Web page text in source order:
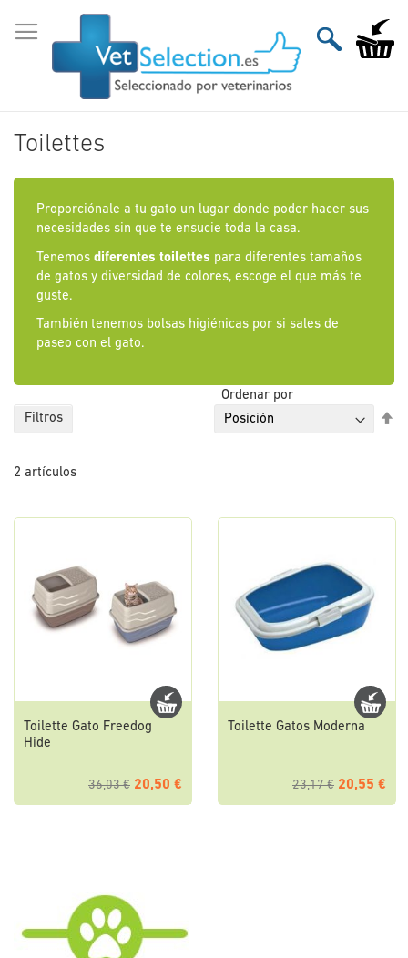
al
contenido
Mi
Toilettes
Proporciónale a tu gato un lugar donde poder hacer sus
necesidades sin que te ensucie toda la casa.
Tenemos diferentes toilettes para diferentes tamaños
de gatos y diversidad de colores, escoge el que más te
guste.
También tenemos bolsas higiénicas por si sales de
paseo con el gato.
2 artículos
Ordenar por
Toilette Gato Freedog
Hide
36,03 € 20,50 €
Toilette Gatos Moderna
23,17 € 20,55 €
Filtros